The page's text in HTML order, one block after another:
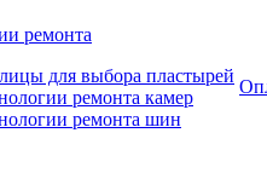
ремонта
для выбора пластырей
ремонта камер
ремонта шин